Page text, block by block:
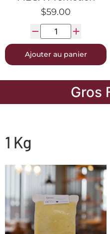
$59.00
Ajouter au panier
Gros
1 Kg